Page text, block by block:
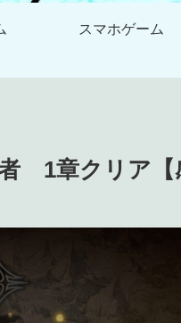
スマホゲーム
1章クリア【